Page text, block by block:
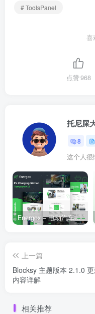
# ToolsPanel
喜
点赞968
托尼屎
8
这个人很
Energox – 电动汽车充电站 Elementor 模板套件
上一篇
Blocksy 主题版本 2.1.0
内容详解
相关推荐